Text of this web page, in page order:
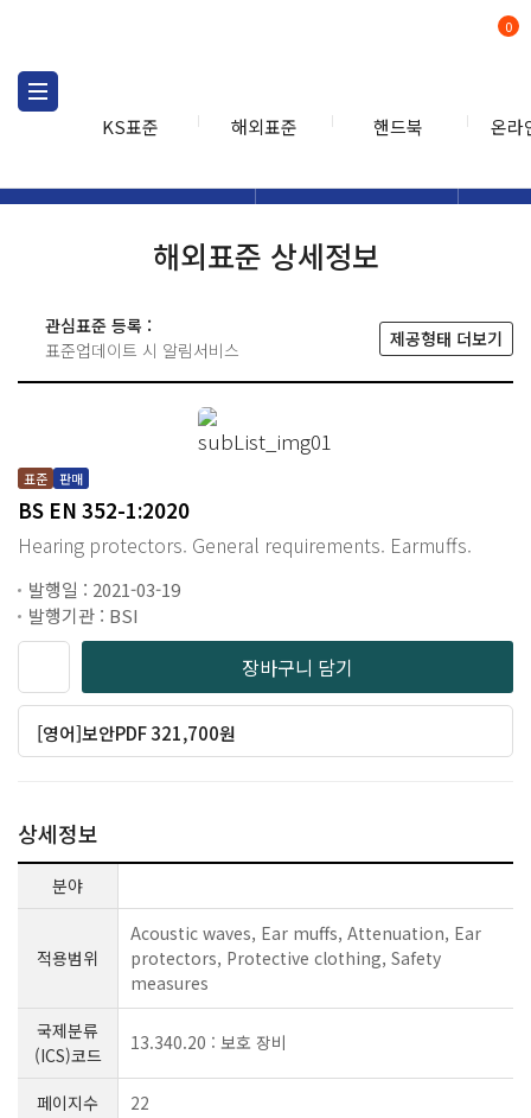
KS표준 해외표준 핸드북 온라
0
해외표준 상세정보
관심표준 등록 :
표준업데이트 시 알림서비스
제공형태 더보기
표준 판매
BS EN 352-1:2020
Hearing protectors. General requirements. Earmuffs.
발행일 : 2021-03-19
발행기관 : BSI
장바구니 담기
[영어]보안PDF 321,700원
상세정보
분야
적용범위
Acoustic waves, Ear muffs, Attenuation, Ear
protectors, Protective clothing, Safety
measures
국제분류
(ICS)코드
13.340.20 : 보호 장비
페이지수
22